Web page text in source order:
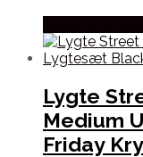
Lygte
Medium
Friday